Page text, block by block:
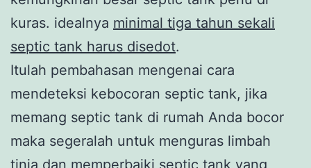
kuras. idealnya minimal tiga tahun sekali
septic tank harus disedot.
Itulah pembahasan mengenai cara
mendeteksi kebocoran septic tank, jika
memang septic tank di rumah Anda bocor
maka segeralah untuk menguras limbah
tinja dan memperbaiki septic tank yang